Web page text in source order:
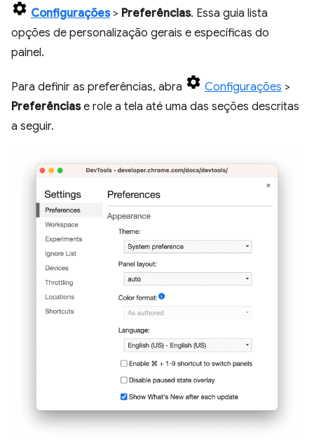
Configurações> Preferências. Essa guia lista
opções de personalização gerais e específicas do
painel.
Para definir as preferências, abra Configurações >
Preferênciase role a tela até uma das seções descritas
a seguir.